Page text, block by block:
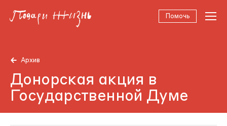
Помочь
Архив
Донорская акция в
Государственной Думе